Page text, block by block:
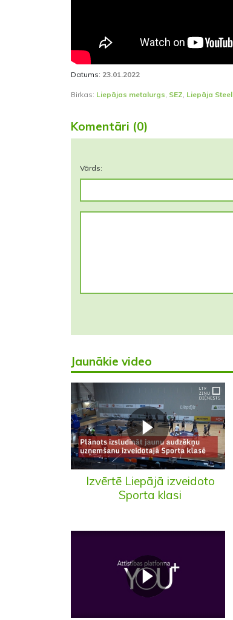
Datums: 23.01.2022
Birkas: Liepājas metalurgs, SEZ, Liepāja Steel
Komentāri (0)
Vārds:
Jaunākie video
Izvērtē Liepājā izveidoto
Sporta klasi